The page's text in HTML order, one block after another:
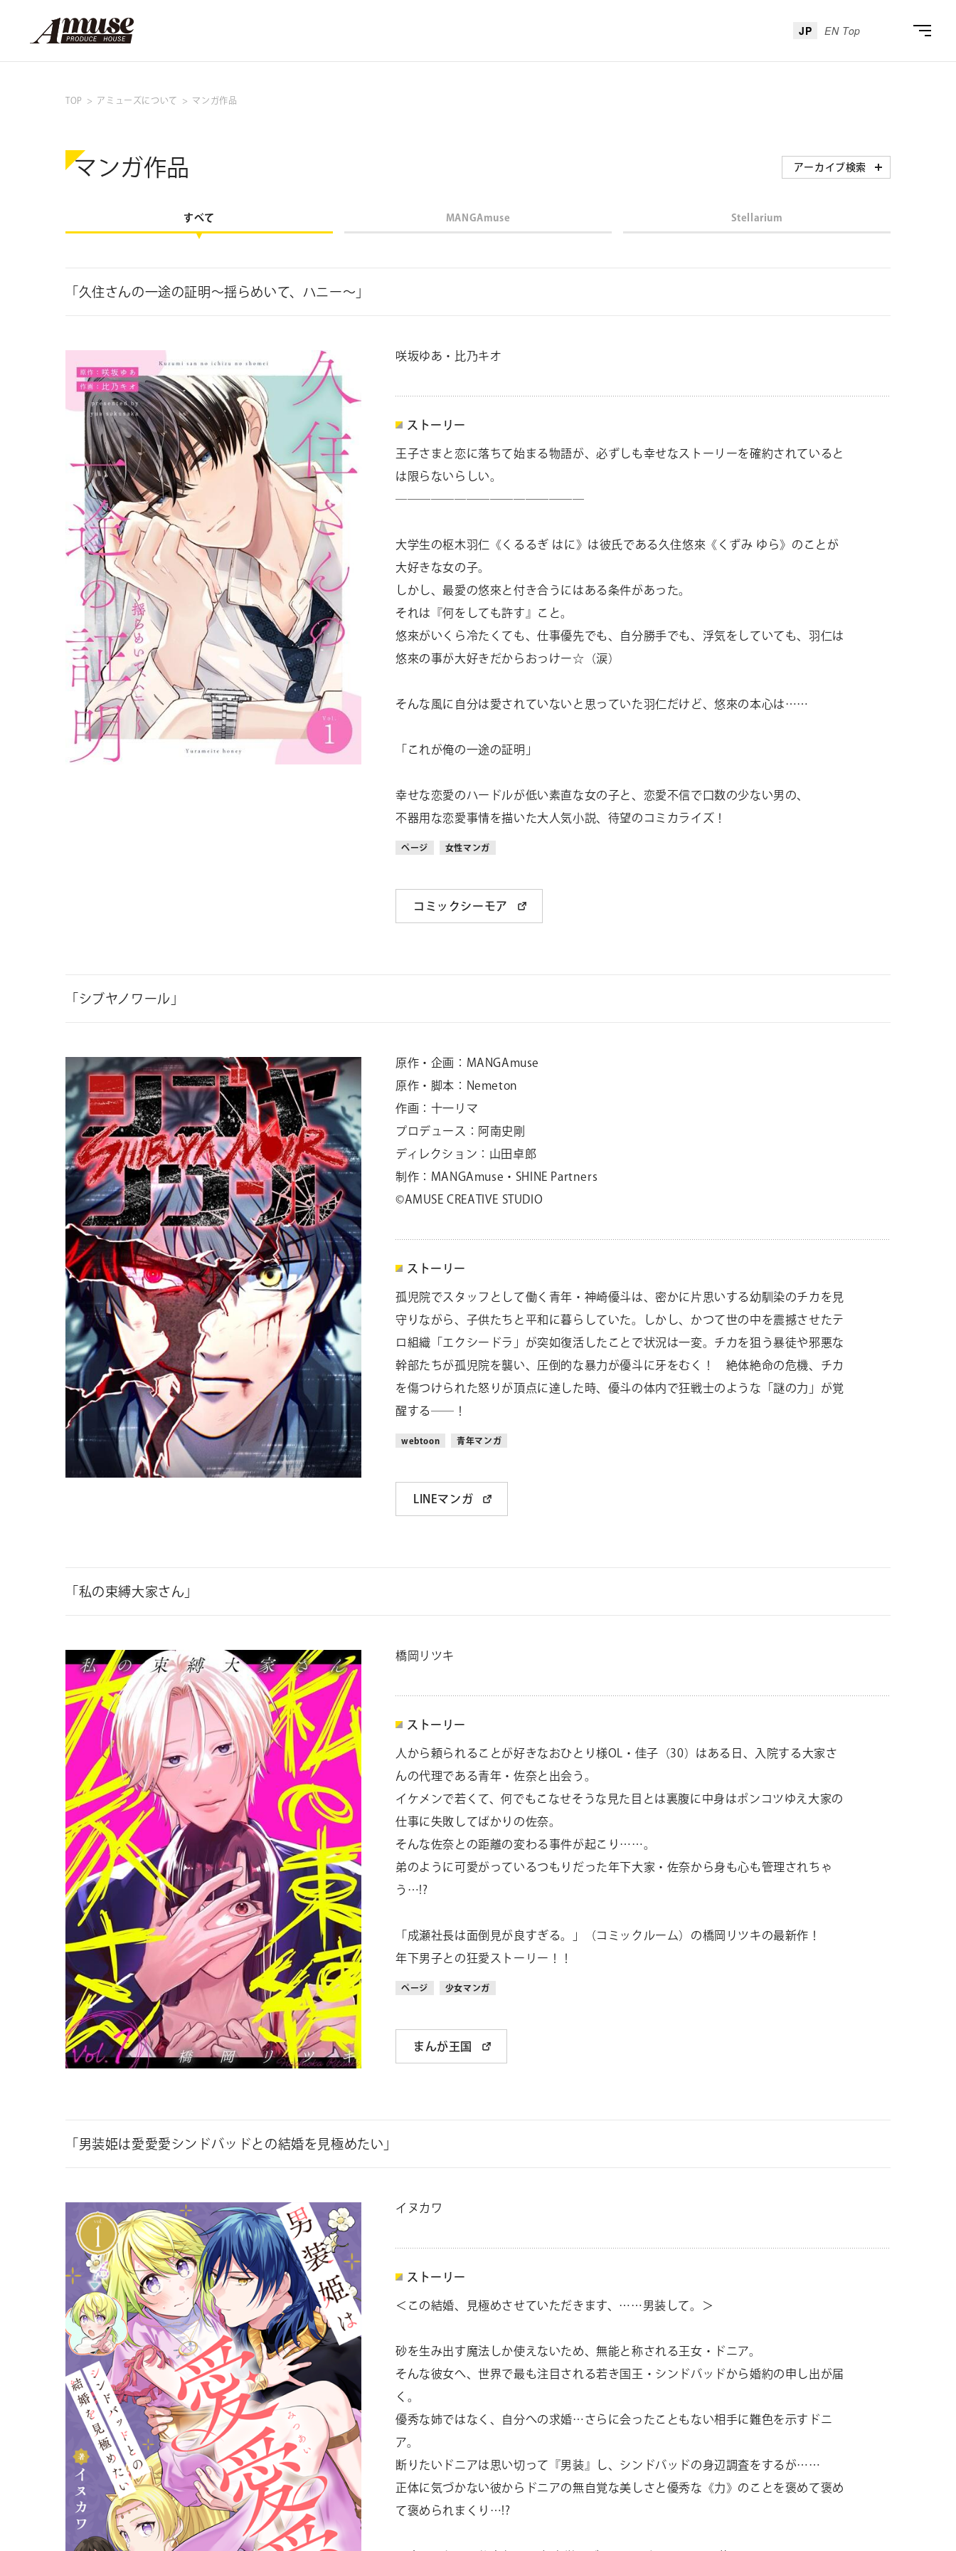
JP EN Top
CONTACT お問い合わせ
法人のお客様
AUDITION
ENGLISH
TOP アミューズについて マンガ作品
アーカイブ検索
カテゴリ 年代 アーティスト
マンガ作品 アーカイブ検索
すべて MANGAmuse Stellarium
「久住さんの一途の証明～揺らめいて、ハニー～」
咲坂ゆあ・比乃キオ
ストーリー
王子さまと恋に落ちて始まる物語が、必ずしも幸せなストーリーを確約されていると
は限らないらしい。
――――――――――――――――
大学生の枢木羽仁《くるるぎ はに》は彼氏である久住悠來《くずみ ゆら》のことが
大好きな女の子。
しかし、最愛の悠來と付き合うにはある条件があった。
それは『何をしても許す』こと。
悠來がいくら冷たくても、仕事優先でも、自分勝手でも、浮気をしていても、羽仁は
悠來の事が大好きだからおっけー☆（涙）
そんな風に自分は愛されていないと思っていた羽仁だけど、悠來の本心は……
「これが俺の一途の証明」
幸せな恋愛のハードルが低い素直な女の子と、恋愛不信で口数の少ない男の、
不器用な恋愛事情を描いた大人気小説、待望のコミカライズ！
ページ 女性マンガ
コミックシーモア
「シブヤノワール」
原作・企画：MANGAmuse
原作・脚本：Nemeton
作画：十一リマ
プロデュース：阿南史剛
ディレクション：山田卓郎
制作：MANGAmuse・SHINE Partners
©AMUSE CREATIVE STUDIO
ストーリー
孤児院でスタッフとして働く青年・神崎優斗は、密かに片思いする幼馴染のチカを見
守りながら、子供たちと平和に暮らしていた。しかし、かつて世の中を震撼させたテ
ロ組織「エクシードラ」が突如復活したことで状況は一変。チカを狙う暴徒や邪悪な
幹部たちが孤児院を襲い、圧倒的な暴力が優斗に牙をむく！ 絶体絶命の危機、チカ
を傷つけられた怒りが頂点に達した時、優斗の体内で狂戦士のような「謎の力」が覚
醒する――！
webtoon 青年マンガ
LINEマンガ
「私の束縛大家さん」
橋岡リツキ
ストーリー
人から頼られることが好きなおひとり様OL・佳子（30）はある日、入院する大家さ
んの代理である青年・佐奈と出会う。
イケメンで若くて、何でもこなせそうな見た目とは裏腹に中身はポンコツゆえ大家の
仕事に失敗してばかりの佐奈。
そんな佐奈との距離の変わる事件が起こり……。
弟のように可愛がっているつもりだった年下大家・佐奈から身も心も管理されちゃ
う…!?
「成瀬社長は面倒見が良すぎる。」（コミックルーム）の橋岡リツキの最新作！
年下男子との狂愛ストーリー！！
ページ 少女マンガ
まんが王国
「男装姫は愛愛愛シンドバッドとの結婚を見極めたい」
イヌカワ
ストーリー
＜この結婚、見極めさせていただきます、……男装して。＞
砂を生み出す魔法しか使えないため、無能と称される王女・ドニア。
そんな彼女へ、世界で最も注目される若き国王・シンドバッドから婚約の申し出が届
く。
優秀な姉ではなく、自分への求婚…さらに会ったこともない相手に難色を示すドニ
ア。
断りたいドニアは思い切って『男装』し、シンドバッドの身辺調査をするが……
正体に気づかない彼からドニアの無自覚な美しさと優秀な《力》のことを褒めて褒め
て褒められまくり…!?